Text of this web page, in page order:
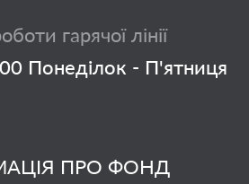
ПРО ФОНД
гарячої лінії
Понеділок - П'ятниця